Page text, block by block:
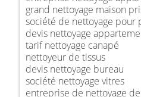
grand nettoyage maison
société de nettoyage pour
devis nettoyage
tarif nettoyage canapé
nettoyeur de tissus
devis nettoyage bureau
société nettoyage vitres
entreprise de nettoyage